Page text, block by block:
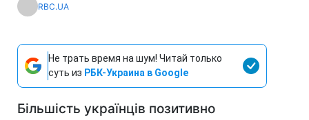
RBC.UA
Не трать время на шум! Читай только
суть из РБК-Украина в Google
Більшість українців позитивно